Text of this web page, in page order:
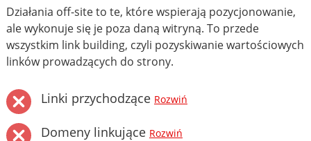
Działania off-site to te, które wspierają pozycjonowanie,
ale wykonuje się je poza daną witryną. To przede
wszystkim link building, czyli pozyskiwanie wartościowych
linków prowadzących do strony.
Linki przychodzące Rozwiń
Domeny linkujące Rozwiń